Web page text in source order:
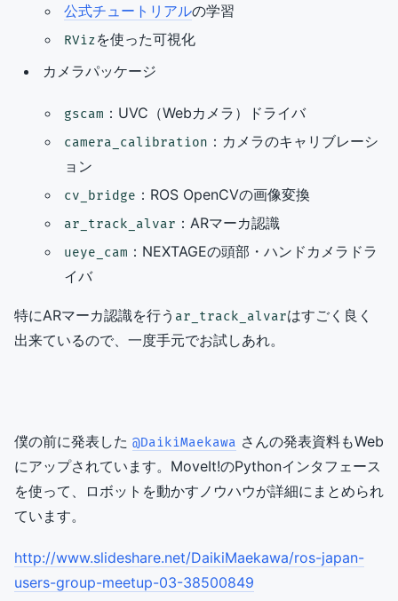
公式チュートリアルの学習
RVizを使った可視化
カメラパッケージ
gscam ：UVC（Webカメラ）ドライバ
camera_calibration ：カメラのキャリブレーシ
ョン
cv_bridge ：ROS OpenCVの画像変換
ar_track_alvar ：ARマーカ認識
ueye_cam ：NEXTAGEの頭部・ハンドカメラドラ
イバ
特にARマーカ認識を行う ar_track_alvarはすごく良く
出来ているので、一度手元でお試しあれ。
僕の前に発表した @DaikiMaekawa さんの発表資料もWeb
にアップされています。MoveIt!のPythonインタフェース
を使って、ロボットを動かすノウハウが詳細にまとめられ
ています。
http://www.slideshare.net/DaikiMaekawa/ros-japan-
users-group-meetup-03-38500849